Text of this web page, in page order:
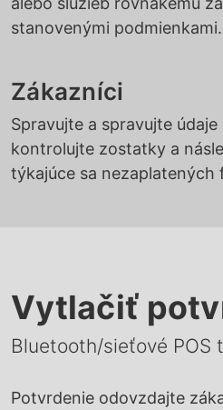
stanovenými podmienkami.
Zákazníci
Spravujte a spravujte
kontrolujte zostatky a
týkajúce sa nezaplatených
Vytlačiť
Bluetooth/sieťové POS
Potvrdenie odovzdajte